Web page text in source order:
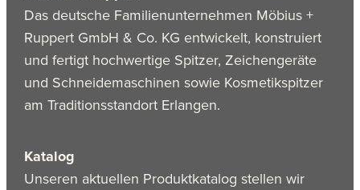
Das deutsche Familienunternehmen Möbius +
Ruppert GmbH & Co. KG entwickelt, konstruiert
und fertigt hochwertige Spitzer, Zeichengeräte
und Schneidemaschinen sowie Kosmetikspitzer
am Traditionsstandort Erlangen.
Katalog
Unseren aktuellen Produktkatalog stellen wir